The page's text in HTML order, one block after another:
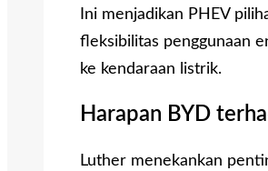
Ini menjadikan PHEV
fleksibilitas penggunaan
ke kendaraan listrik.
Harapan BYD
Luther menekankan